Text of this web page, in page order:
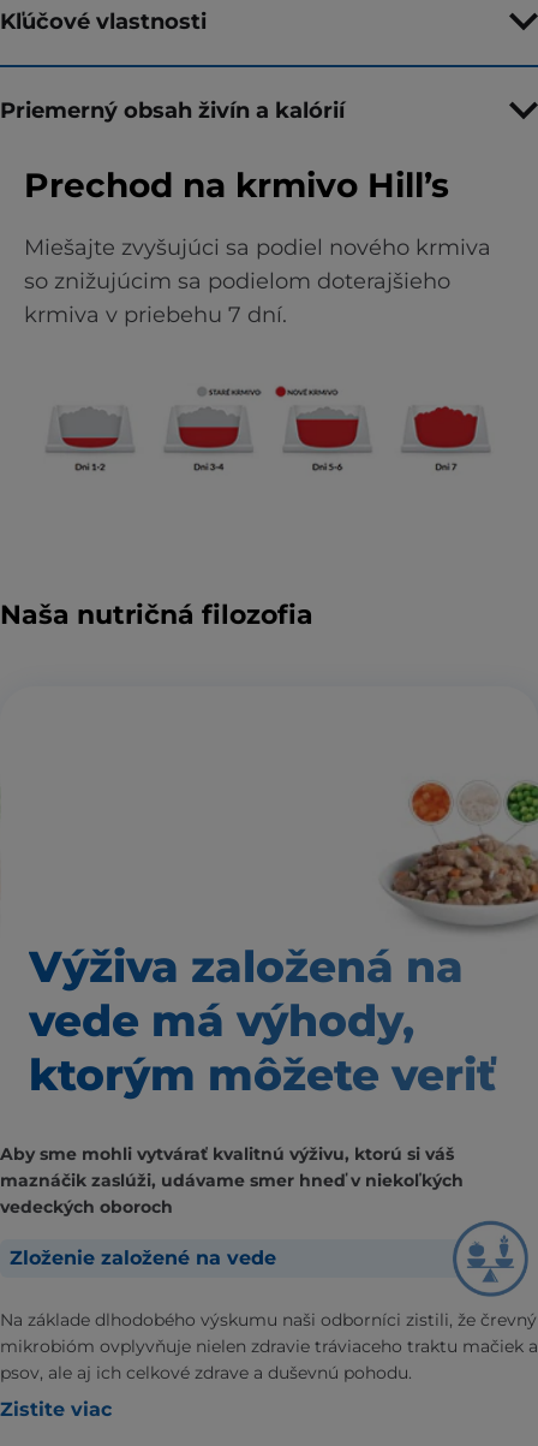
Kľúčové vlastnosti
Priemerný obsah živín a kalórií
Prechod na krmivo Hill’s
Miešajte zvyšujúci sa podiel nového krmiva
so znižujúcim sa podielom doterajšieho
krmiva v priebehu 7 dní.
Naša nutričná filozofia
Výživa založená na
vede má výhody,
ktorým môžete veriť
Aby sme mohli vytvárať kvalitnú výživu, ktorú si váš
maznáčik zaslúži, udávame smer hneď v niekoľkých
vedeckých oboroch
Zloženie založené na vede
Na základe dlhodobého výskumu naši odborníci zistili, že črevný
mikrobióm ovplyvňuje nielen zdravie tráviaceho traktu mačiek a
psov, ale aj ich celkové zdrave a duševnú pohodu.
Zistite viac